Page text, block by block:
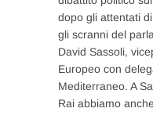
dopo gli attentati
gli scranni del
David Sassoli,
Europeo con
Mediterraneo. A
Rai abbiamo